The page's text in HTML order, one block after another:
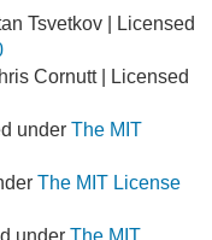
Tsvetkov | Licensed
Cornutt | Licensed
under The MIT
The MIT License